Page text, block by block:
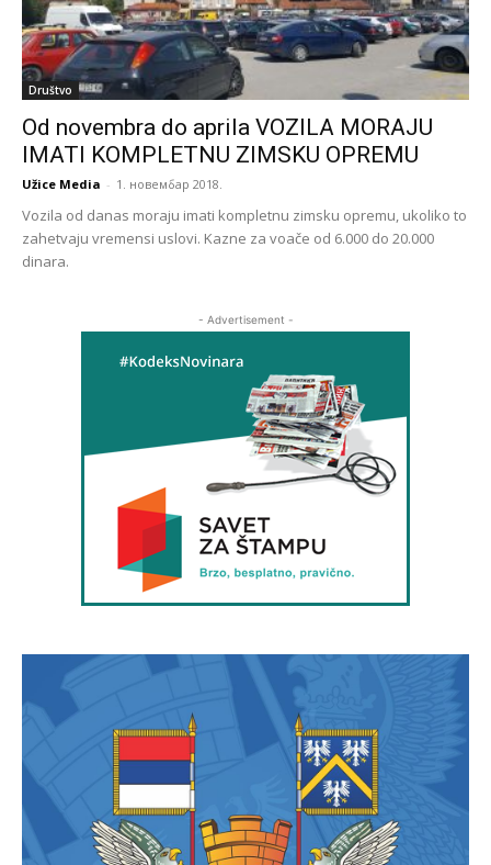
Društvo
Od novembra do aprila VOZILA MORAJU
IMATI KOMPLETNU ZIMSKU OPREMU
Užice Media - 1. новембар 2018.
Vozila od danas moraju imati kompletnu zimsku opremu, ukoliko to
zahetvaju vremensi uslovi. Kazne za voače od 6.000 do 20.000
dinara.
- Advertisement -